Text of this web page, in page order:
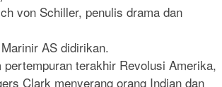
von Schiller, penulis drama dan
AS didirikan.
pertempuran terakhir Revolusi Amerika,
Clark menyerang orang Indian dan